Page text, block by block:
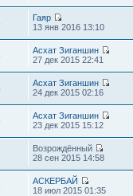
Гаяр
13 янв 2016 13:10
Асхат Зиганшин
27 дек 2015 22:41
Асхат Зиганшин
24 дек 2015 02:16
Асхат Зиганшин
23 дек 2015 15:12
Возрождённый
28 сен 2015 14:58
АСКЕРБАЙ
18 июл 2015 01:35